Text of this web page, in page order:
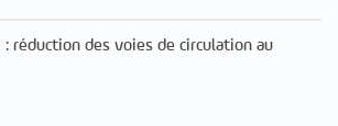
: réduction des voies de circulation au